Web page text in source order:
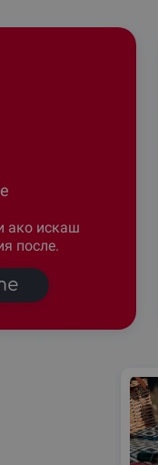
ако искаш
после.